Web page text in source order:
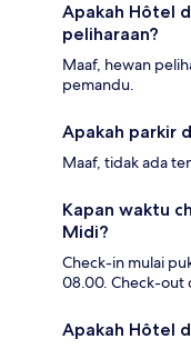
Apakah Hôtel
peliharaan?
Maaf, hewan
pemandu.
Apakah parkir
Maaf, tidak ada
Kapan waktu
Midi?
Check-in mulai
08.00. Check-out
Apakah Hôtel